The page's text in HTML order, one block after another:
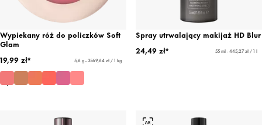
Wypiekany róż do policzków Soft
Glam
19,99 zł*
5,6 g - 3569,64 zł / 1 kg
Spray utrwalający makijaż HD Blur
24,49 zł*
55 ml - 445,27 zł / 1 l